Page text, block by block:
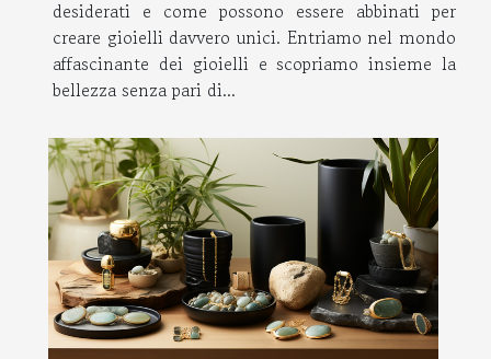
desiderati e come possono essere abbinati per
creare gioielli davvero unici. Entriamo nel mondo
affascinante dei gioielli e scopriamo insieme la
bellezza senza pari di...